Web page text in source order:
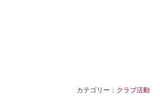
カテゴリー： クラブ活動